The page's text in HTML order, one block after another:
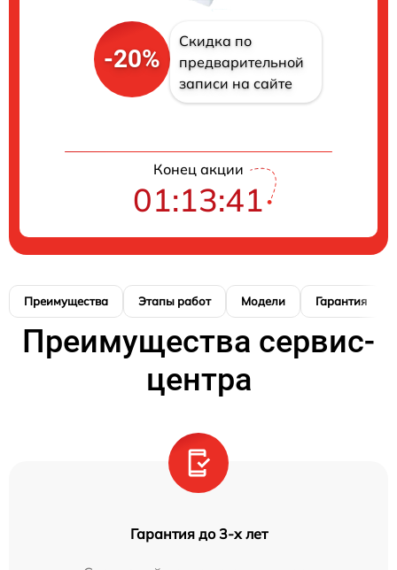
-20%
Скидка по
предварительной
записи на сайте
Конец акции
01:13:40
Преимущества Этапы работ Модели Гарантия
Преимущества сервис-
центра
Гарантия до 3-х лет